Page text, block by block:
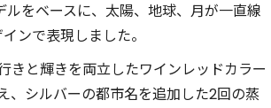
をベースに、太陽、地球、月が一直線
ンで表現しました。
きと輝きを両立したワインレッドカラー
、シルバーの都市名を追加した2回の蒸